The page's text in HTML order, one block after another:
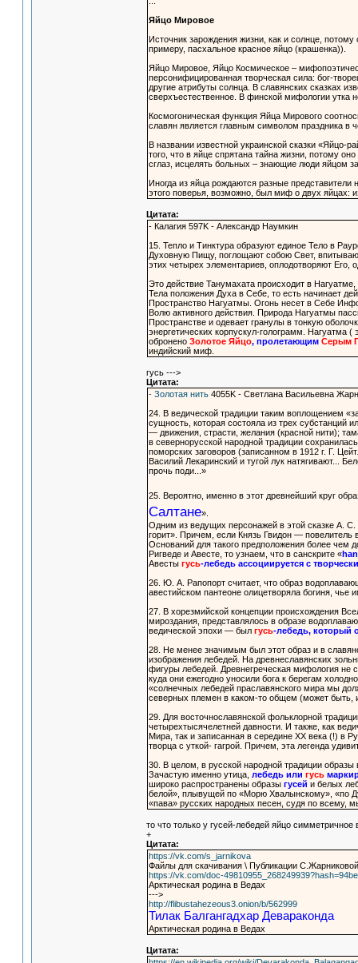
Яйцо Мировое
Источник зарождения жизни, как и солнце,
примеру, пасхальное красное яйцо (крашенка)).
Яйцо Мировое, Яйцо Космическое –
персонифицированная творческая сила: бог-
другие атрибуты солнца. В славянских сказках
сверхъестественное. В финской мифологии утка
Космогоническая функция Яйца Мирового
славян является главным символом праздника в
В названии известной украинской сказки «Яйцо-
того, что в яйце спрятана тайна жизни, потому
сглаз, исцелять больных – знающие люди яйцом
Иногда из яйца рождаются разные
этого поверья, возможно, был миф о двух яйцах:
Цитата:
- Калагия 597K - Александр Наумкин
15. Тепло и Тинктура образуют единое Тело в
Духовную Пищу, поглощают собою Свет,
этих четырех элементариев, оплодотворяют Его,
Это действие Танумахата происходит в
Тела положения Духа в Себе, то есть начинает
Пространство Нагуатмы. Огонь несет в Себе
Волю активного действия. Природа Нагуатмы
Пространстве и одевает гранулы в тонкую
энергетических корпускул-голограмм. Нагуатма
обронено Золотое Яйцо, пролетающим Серым
индийский миф.
гусь --->
Цитата:
- Золотая нить4055K - Светлана Васильевна
24. В ведической традиции таким воплощением
сущность, которая состояла из трех субстанций
— движения, страсти, желания (красной нити);
в севернорусской народной традиции
поморских заговоров (записанном в 1912 г. Г.
Василий Лекаринский и тугой лук натягивают...
прочь поди...»
25. Вероятно, именно в этот древнейший круг
Салтане».
Одним из ведущих персонажей в этой сказке А.
горит». Причем, если Князь Гвидон — повелитель
Оснований для такого предположения более чем
Ригведе и Авесте, то узнаем, что в санскрите «
Авесты гусь-лебедь ассоциируется с
26. Ю. А. Рапопорт считает, что образ
авестийском пантеоне олицетворяла богиня,
27. В хорезмийской концепции происхождения
мироздания, представлялось в образе
ведической эпохи — был гусь-лебедь, который
28. Не менее значимым был этот образ и в
изображения лебедей. На древнеславянских
фигуры лебедей. Древнегреческая мифология
куда они ежегодно уносили бога к берегам
«солнечных лебедей праславянского мира мы
северных племен в каком-то общем (может быть,
29. Для восточнославянской фольклорной
четырехтысячелетней давности. И также, как
Мира, так и записанная в середине XX века (!) в
творца с уткой- гагрой. Причем, эта легенда
30. В целом, в русской народной традиции
Зачастую именно утица, лебедь или гусь
широко распространены образы гусей и белых
белой», плывущей по «Морю Хвалынскому», «по
«пава» русских народных песен, судя по всему,
то что только у гусей-лебедей яйцо
+
Цитата:
https://vk.com/s_jarnikova
Файлы для скачивания \ Публикации С.Жарниковой
https://vk.com/doc-
Арктическая родина в Ведах
--->
http://flibustahezeous3.onion/b/562999
Тилак Балгангадхар Девараконда
Арктическая родина в Ведах
Цитата: